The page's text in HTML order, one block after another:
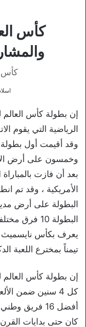
كأس
كأس
إن بطولة كأس العالم
الرياضية التي يقوم
وقد أقيمت أول بطولة
وخمسون على أرض
بعد أن فازت بالمباراة
الأمريكية ، وقد تم
البطولة على أرض
البطولة 10
يعرف بكأس نايسميث
تيمناً بمخترع اللعبة
إن بطولة كأس العالم
كل 4 سنين ضمن
أفضل 16